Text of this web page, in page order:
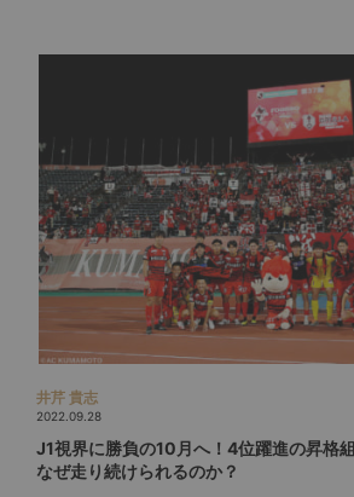
井芹 貴志
2022.09.28
J1視界に勝負の10月へ！4位躍進の昇格
なぜ走り続けられるのか？